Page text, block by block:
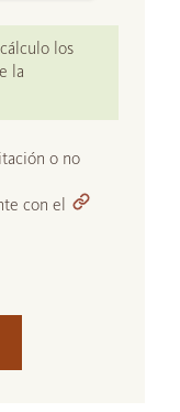
los
la
o no
con el